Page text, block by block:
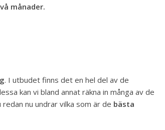
månader.
. I utbudet finns det en hel del av de
kan vi bland annat räkna in många av de
nu undrar vilka som är de bästa